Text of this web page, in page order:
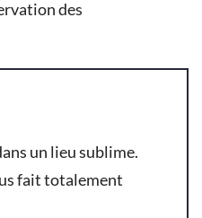
des
un lieu sublime.
fait totalement